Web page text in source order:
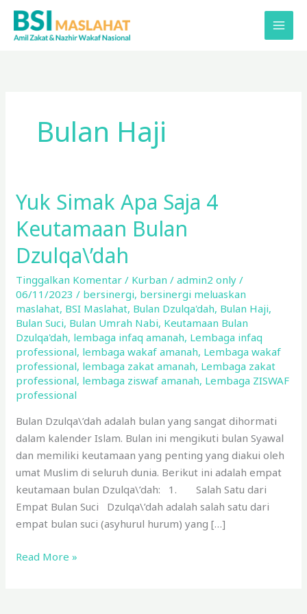
Lewati
konten
Bulan Haji
Yuk Simak Apa Saja 4
Keutamaan Bulan
Dzulqa\’dah
Tinggalkan Komentar / Kurban /admin2 only/
06/11/2023/ bersinergi, bersinergi meluaskan
maslahat, BSI Maslahat, Bulan Dzulqa'dah, Bulan Haji,
Bulan Suci, Bulan Umrah Nabi, Keutamaan Bulan
Dzulqa'dah, lembaga infaq amanah, Lembaga infaq
professional, lembaga wakaf amanah, Lembaga wakaf
professional, lembaga zakat amanah, Lembaga zakat
professional, lembaga ziswaf amanah, Lembaga ZISWAF
professional
Bulan Dzulqa\’dah adalah bulan yang sangat dihormati
dalam kalender Islam. Bulan ini mengikuti bulan Syawal
dan memiliki keutamaan yang penting yang diakui oleh
umat Muslim di seluruh dunia. Berikut ini adalah empat
keutamaan bulan Dzulqa\’dah: 1. Salah Satu dari
Empat Bulan Suci Dzulqa\’dah adalah salah satu dari
empat bulan suci (asyhurul hurum) yang […]
Yuk
Simak
Apa
Saja
4
Keutamaan
Bulan
Dzulqa\’dah
Read More »